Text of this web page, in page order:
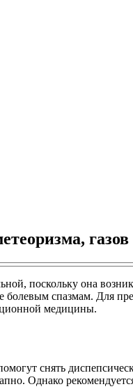
поскольку она
спазмам. Для
медицины.
снять
Однако